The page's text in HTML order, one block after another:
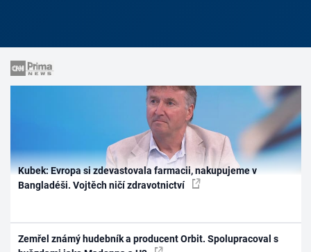
Kubek: Evropa si zdevastovala farmacii, nakupujeme v
Bangladéši. Vojtěch ničí zdravotnictví
Zemřel známý hudebník a producent Orbit. Spolupracoval s